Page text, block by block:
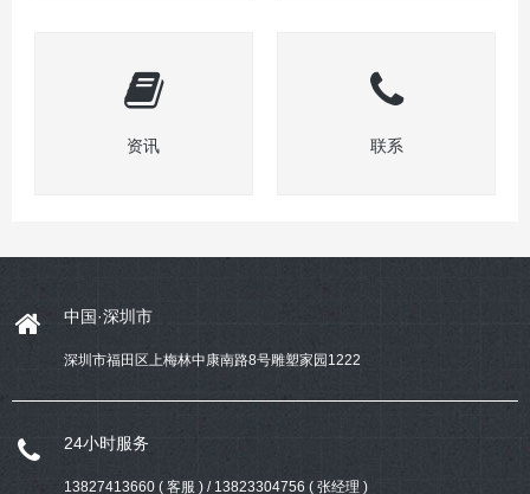
资讯 联系
中国·深圳市
深圳市福田区上梅林中康南路8号雕塑家园1222
24小时服务
13827413660 ( 客服 ) / 13823304756 ( 张经理 )